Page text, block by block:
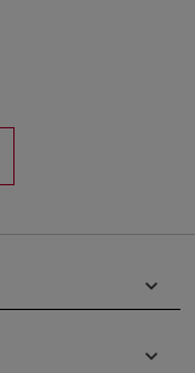
keyboard_arrow_down
keyboard_arrow_down